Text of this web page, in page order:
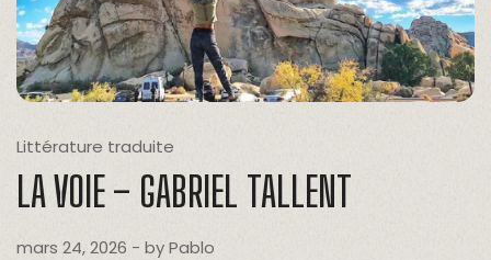
Littérature traduite
LA VOIE – GABRIEL TALLENT
mars 24, 2026 - byPablo